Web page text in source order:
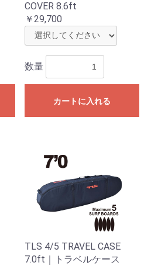
COVER 8.6ft
￥29,700
数量
カートに入れる
TLS 4/5 TRAVEL CASE
7.0ft｜トラベルケース